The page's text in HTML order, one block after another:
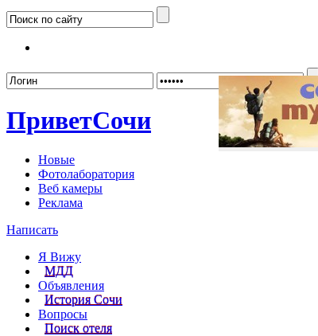
ПриветСочи
Новые
Фотолаборатория
Веб камеры
Реклама
Написать
Я Вижу
МДД
Объявления
История Сочи
Вопросы
Поиск отеля